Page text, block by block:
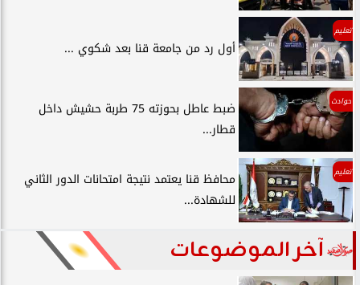
تعليم
أول رد من جامعة قنا بعد شكوي ...
حوادث
ضبط عاطل بحوزته 75 طربة حشيش داخل
قطار...
تعليم
محافظ قنا يعتمد نتيجة امتحانات الدور الثاني
للشهادة...
آخر الموضوعات